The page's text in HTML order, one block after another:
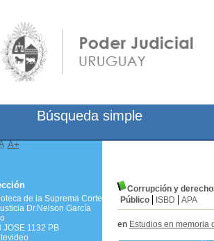
Corrupción y
Público
ISBD APA
en Estudios en memoria
Búsqueda simple
A+
de la Suprema Corte
Dr.Nelson García
JOSE 1132 PB